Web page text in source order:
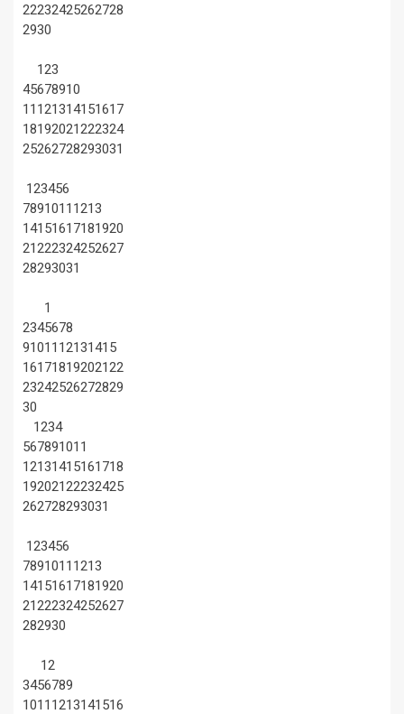
22232425262728
2930
123
45678910
11 121314151617
18192021222324
25262728293031
123456
7891011 1213
14151617181920
21222324252627
28293031
1
2345678
91011 12131415
16171819202122
23242526272829
30
1234
567891011
12131415161718
19202122232425
262728293031
123456
7891011 1213
14151617181920
21222324252627
282930
12
3456789
1011 1213141516